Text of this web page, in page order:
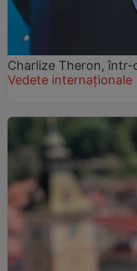
Charlize Theron,
Vedete internaționale